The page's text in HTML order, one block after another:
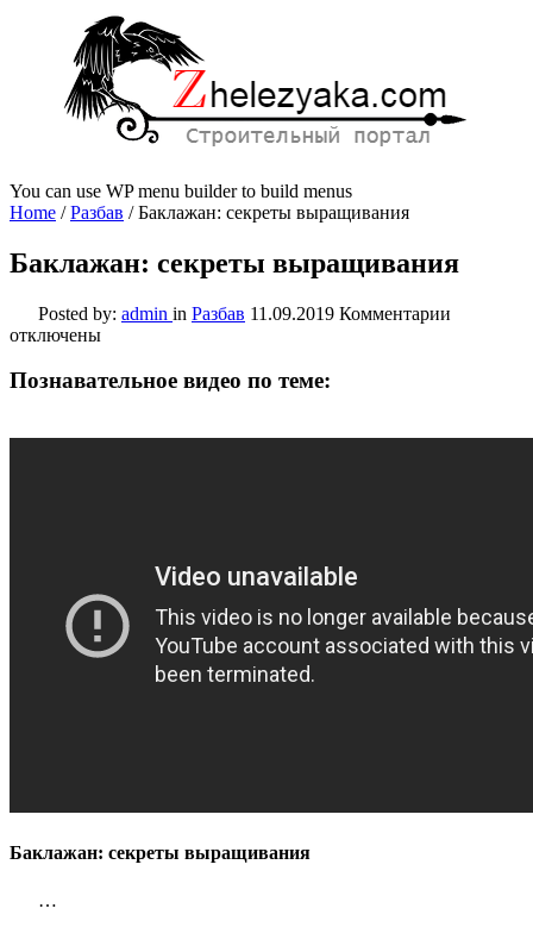
You can use WP menu builder to build menus
Home /Разбав /Баклажан: секреты выращивания
Баклажан: секреты выращивания
Posted by: admin in Разбав 11.09.2019 Комментарии
отключены
Познавательное видео по теме:
Баклажан: секреты выращивания
…